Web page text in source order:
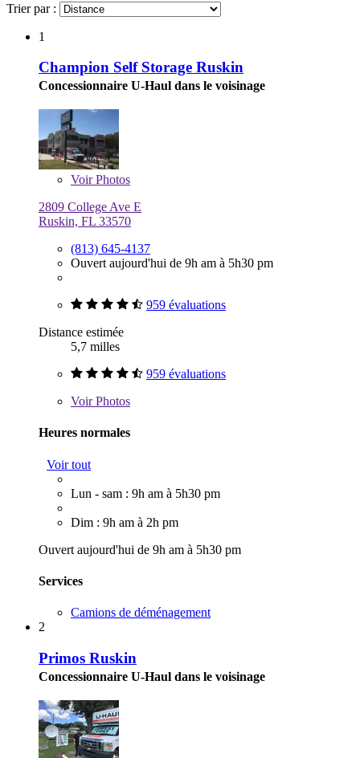
Trier par :
1
Champion Self Storage Ruskin
Concessionnaire U-Haul dans le voisinage
VoirPhotos
2809 College Ave E
Ruskin, FL 33570
(813) 645-4137
Ouvert aujourd'hui de 9h am à 5h30 pm
959 évaluations
Distance estimée
5,7 milles
959 évaluations
VoirPhotos
Heures normales
Voir tout
Lun - sam : 9h am à 5h30 pm
Dim : 9h am à 2h pm
Ouvert aujourd'hui de 9h am à 5h30 pm
Services
Camions de déménagement
2
Primos Ruskin
Concessionnaire U-Haul dans le voisinage